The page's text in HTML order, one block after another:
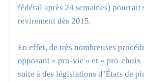
fédéral après 24 semaines) pourrait
revirement dès 2015.
En effet, de très nombreuses
opposant « pro-vie » et « pro-choix
suite à des législations d’États de